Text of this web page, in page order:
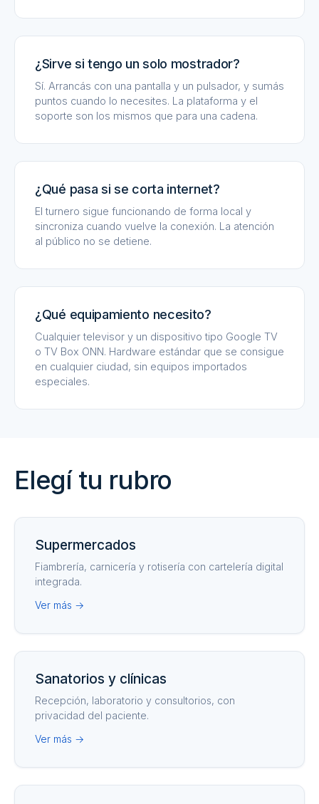
¿Sirve si tengo un solo mostrador?
Sí. Arrancás con una pantalla y un pulsador, y sumás
puntos cuando lo necesites. La plataforma y el
soporte son los mismos que para una cadena.
¿Qué pasa si se corta internet?
El turnero sigue funcionando de forma local y
sincroniza cuando vuelve la conexión. La atención
al público no se detiene.
¿Qué equipamiento necesito?
Cualquier televisor y un dispositivo tipo Google TV
o TV Box ONN. Hardware estándar que se consigue
en cualquier ciudad, sin equipos importados
especiales.
Elegí tu rubro
Supermercados
Fiambrería, carnicería y rotisería con cartelería digital
integrada.
Ver más →
Sanatorios y clínicas
Recepción, laboratorio y consultorios, con
privacidad del paciente.
Ver más →